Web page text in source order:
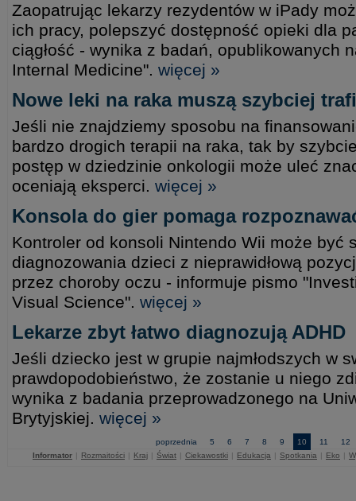
Zaopatrując lekarzy rezydentów w iPady
ich pracy, polepszyć dostępność opieki dla
ciągłość - wynika z badań, opublikowanych
Internal Medicine". więcej »
Nowe leki na raka muszą szybciej
Jeśli nie znajdziemy sposobu na
bardzo drogich terapii na raka, tak by
postęp w dziedzinie onkologii może uleć
oceniają eksperci. więcej »
Konsola do gier pomaga
Kontroler od konsoli Nintendo Wii może być
diagnozowania dzieci z nieprawidłową
przez choroby oczu - informuje pismo
Visual Science". więcej »
Lekarze zbyt łatwo diagnozują ADHD
Jeśli dziecko jest w grupie najmłodszych w
prawdopodobieństwo, że zostanie u niego
wynika z badania przeprowadzonego na
Brytyjskiej. więcej »
poprzednia 5 6 7 8 9 10 11
12
Informator | Rozmaitości | Kraj | Świat | Ciekawostki | Edukacja | Spotkania | Eko |